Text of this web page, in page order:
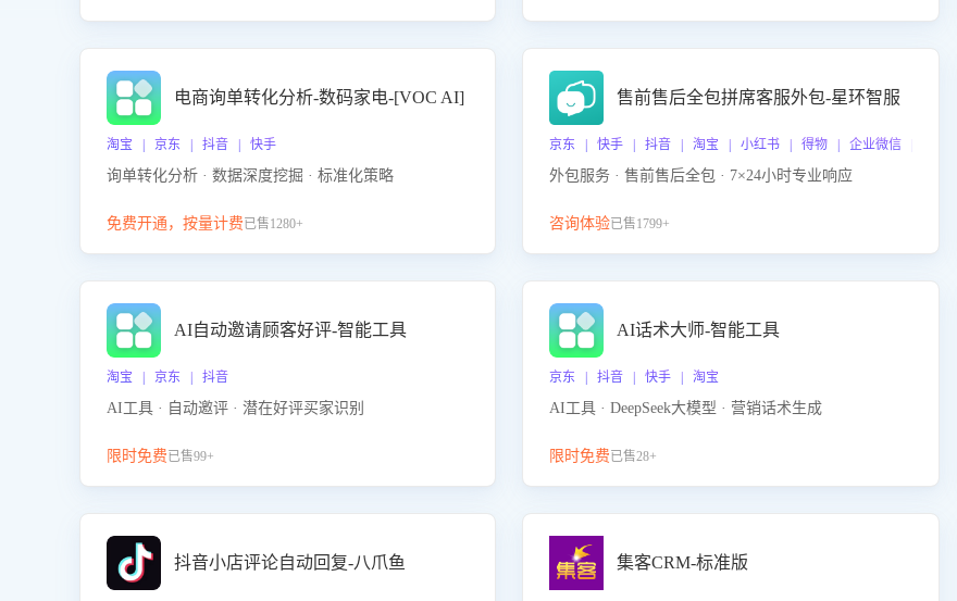
电商询单转化分析-数码家电-[VOC AI]
淘宝 | 京东 | 抖音 | 快手
询单转化分析 · 数据深度挖掘 · 标准化策略
免费开通，按量计费已售1280+
售前售后全包拼席客服外包-星环智服
京东 | 快手 | 抖音 | 淘宝 | 小红书 | 得物 | 企业微信 | 跨平台
外包服务 · 售前售后全包 · 7×24小时专业响应
咨询体验已售1799+
AI自动邀请顾客好评-智能工具
淘宝 | 京东 | 抖音
AI工具 · 自动邀评 · 潜在好评买家识别
限时免费已售99+
AI话术大师-智能工具
京东 | 抖音 | 快手 | 淘宝
AI工具 · DeepSeek大模型 · 营销话术生成
限时免费已售28+
抖音小店评论自动回复-八爪鱼 集客CRM-标准版